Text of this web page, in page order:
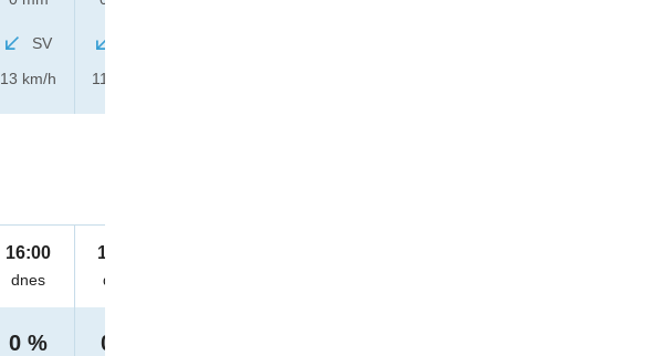
SV
13 km/h
11 km/h
16:00
dnes
0 %
17:00
dnes
0 %